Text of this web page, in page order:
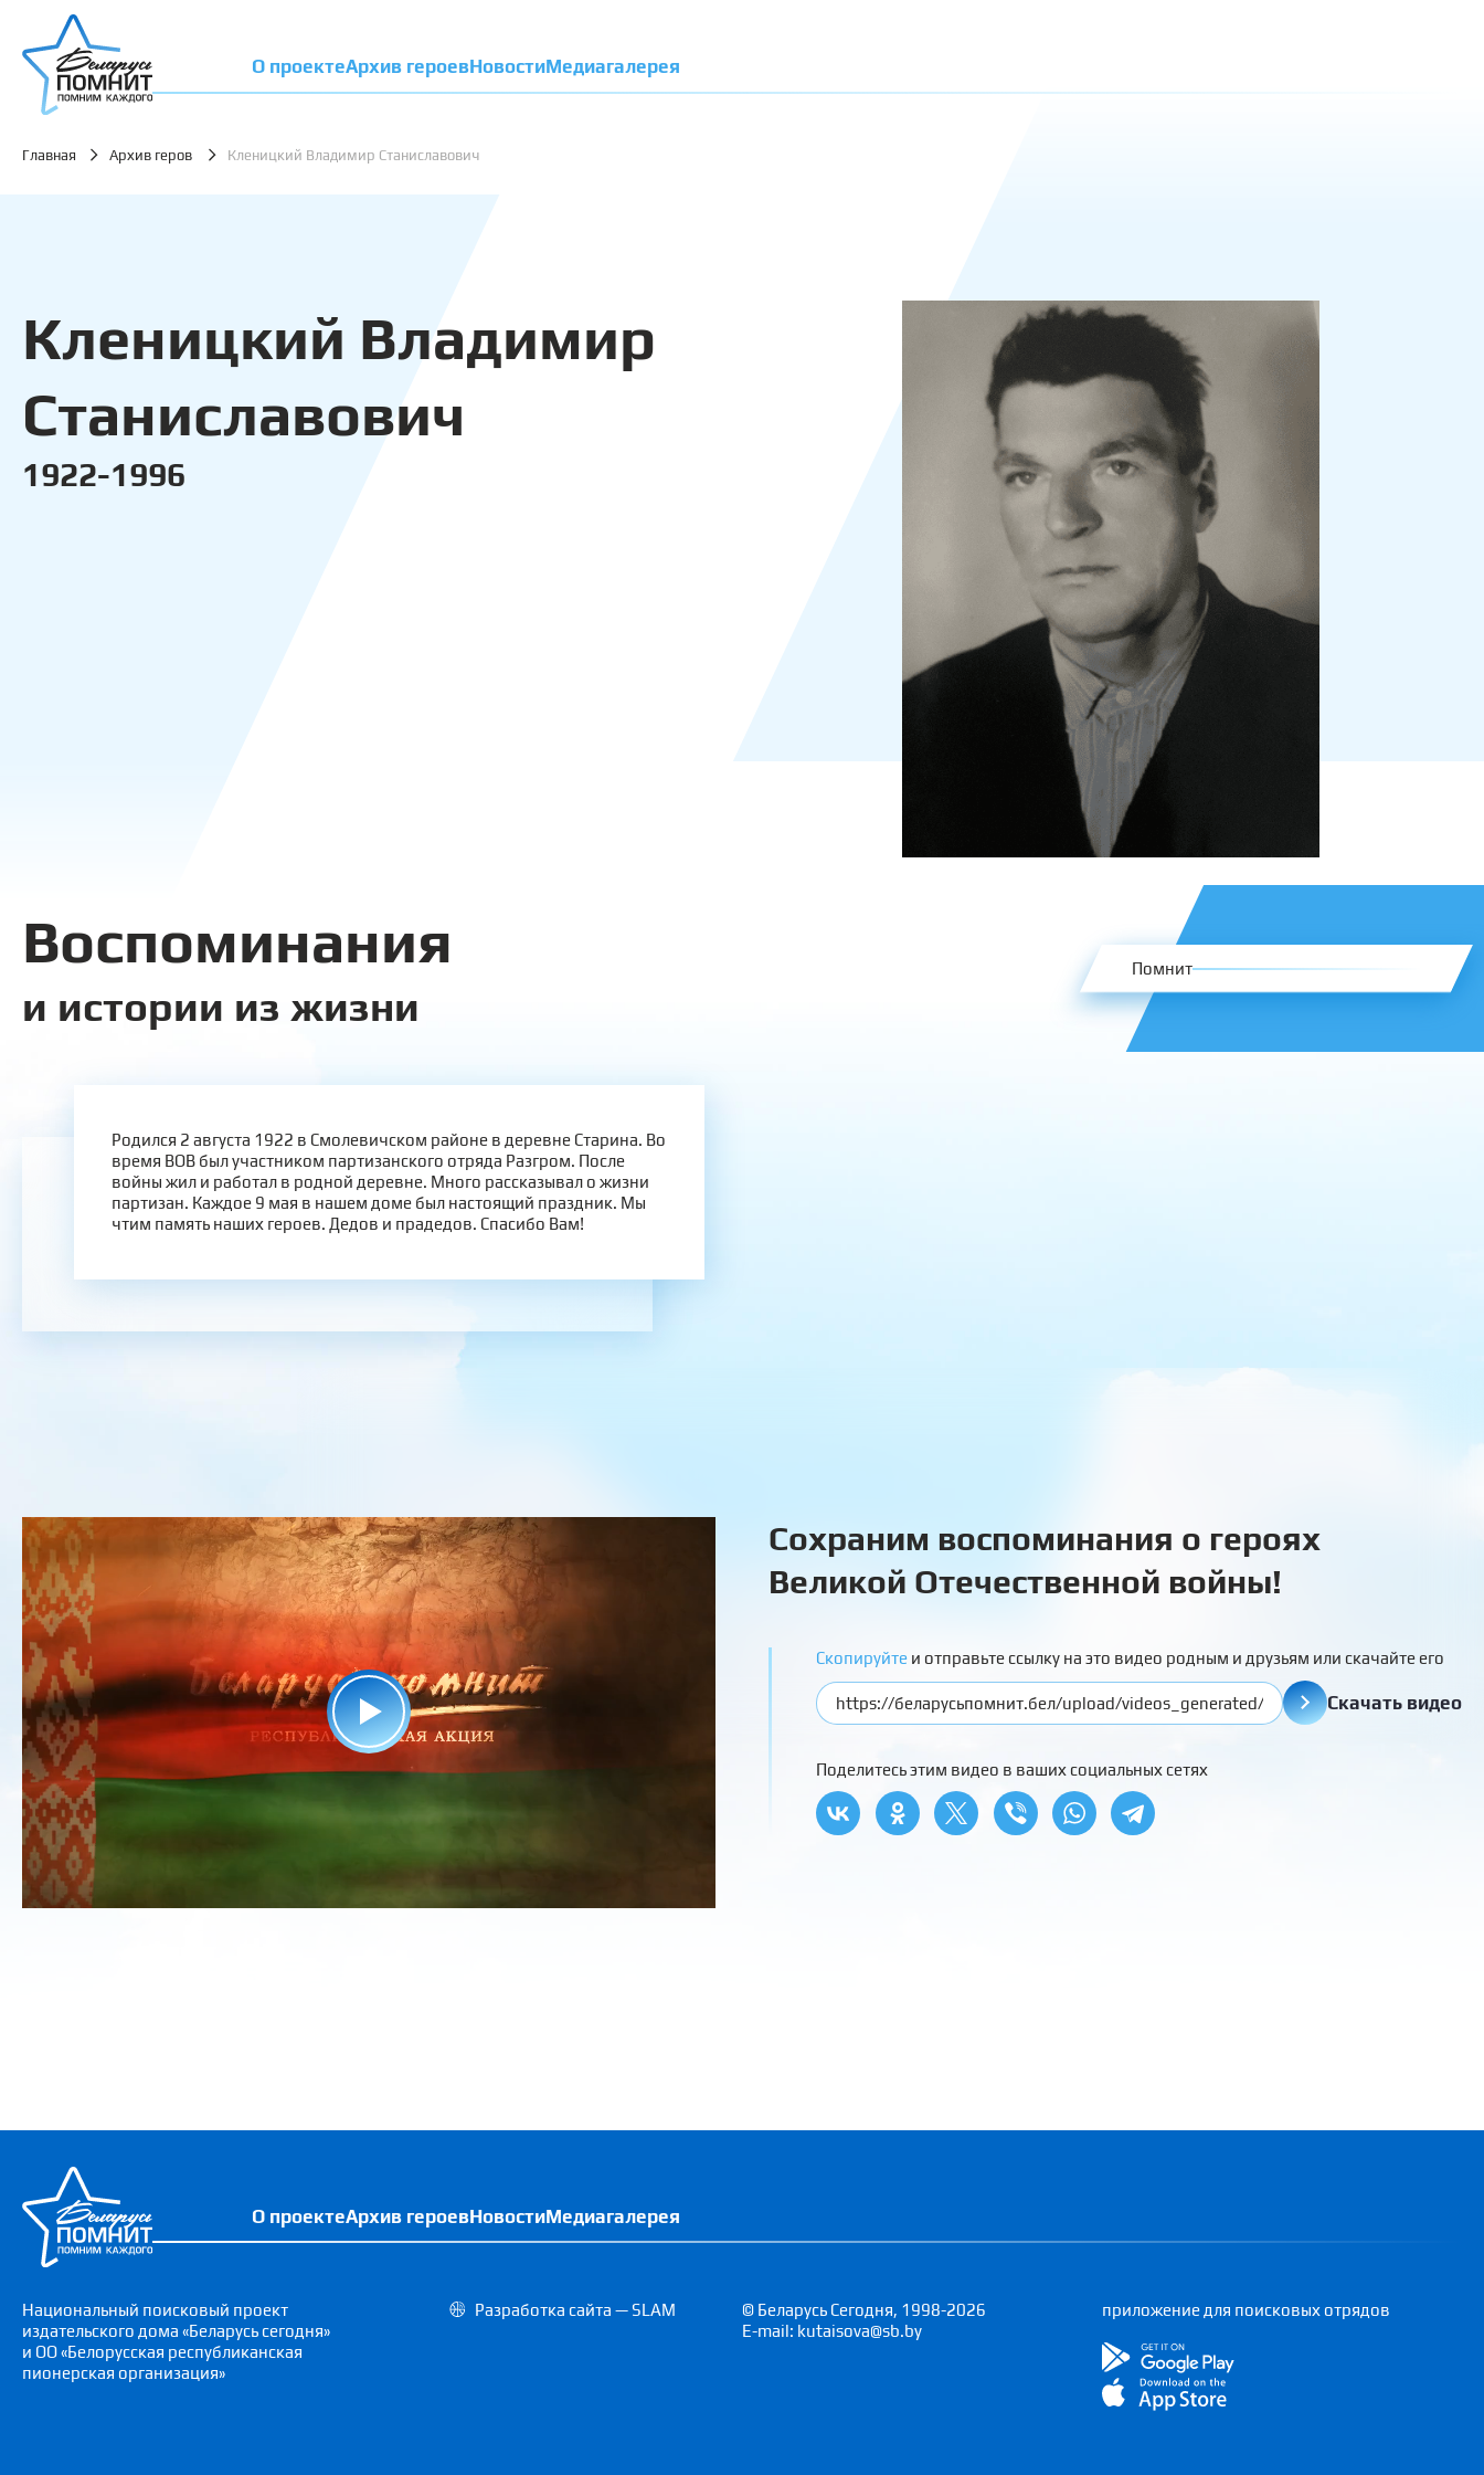
О проектеАрхив героевНовостиМедиагалерея
Главная Архив геров Кленицкий Владимир Станиславович
Кленицкий Владимир
Станиславович
1922-1996
Воспоминания
и истории из жизни
Помнит
Родился 2 августа 1922 в Смолевичском районе в деревне Старина. Во
время ВОВ был участником партизанского отряда Разгром. После
войны жил и работал в родной деревне. Много рассказывал о жизни
партизан. Каждое 9 мая в нашем доме был настоящий праздник. Мы
чтим память наших героев. Дедов и прадедов. Спасибо Вам!
Сохраним воспоминания о героях
Великой Отечественной войны!
Скопируйте и отправьте ссылку на это видео родным и друзьям или скачайте его
Скачать видео
Поделитесь этим видео в ваших социальных сетях
О проектеАрхив героевНовостиМедиагалерея
Национальный поисковый проект
издательского дома «Беларусь сегодня»
и ОО «Белорусская республиканская
пионерская организация»
Разработка сайта — SLAM
© Беларусь Сегодня, 1998-2026
E-mail: kutaisova@sb.by
приложение для поисковых отрядов